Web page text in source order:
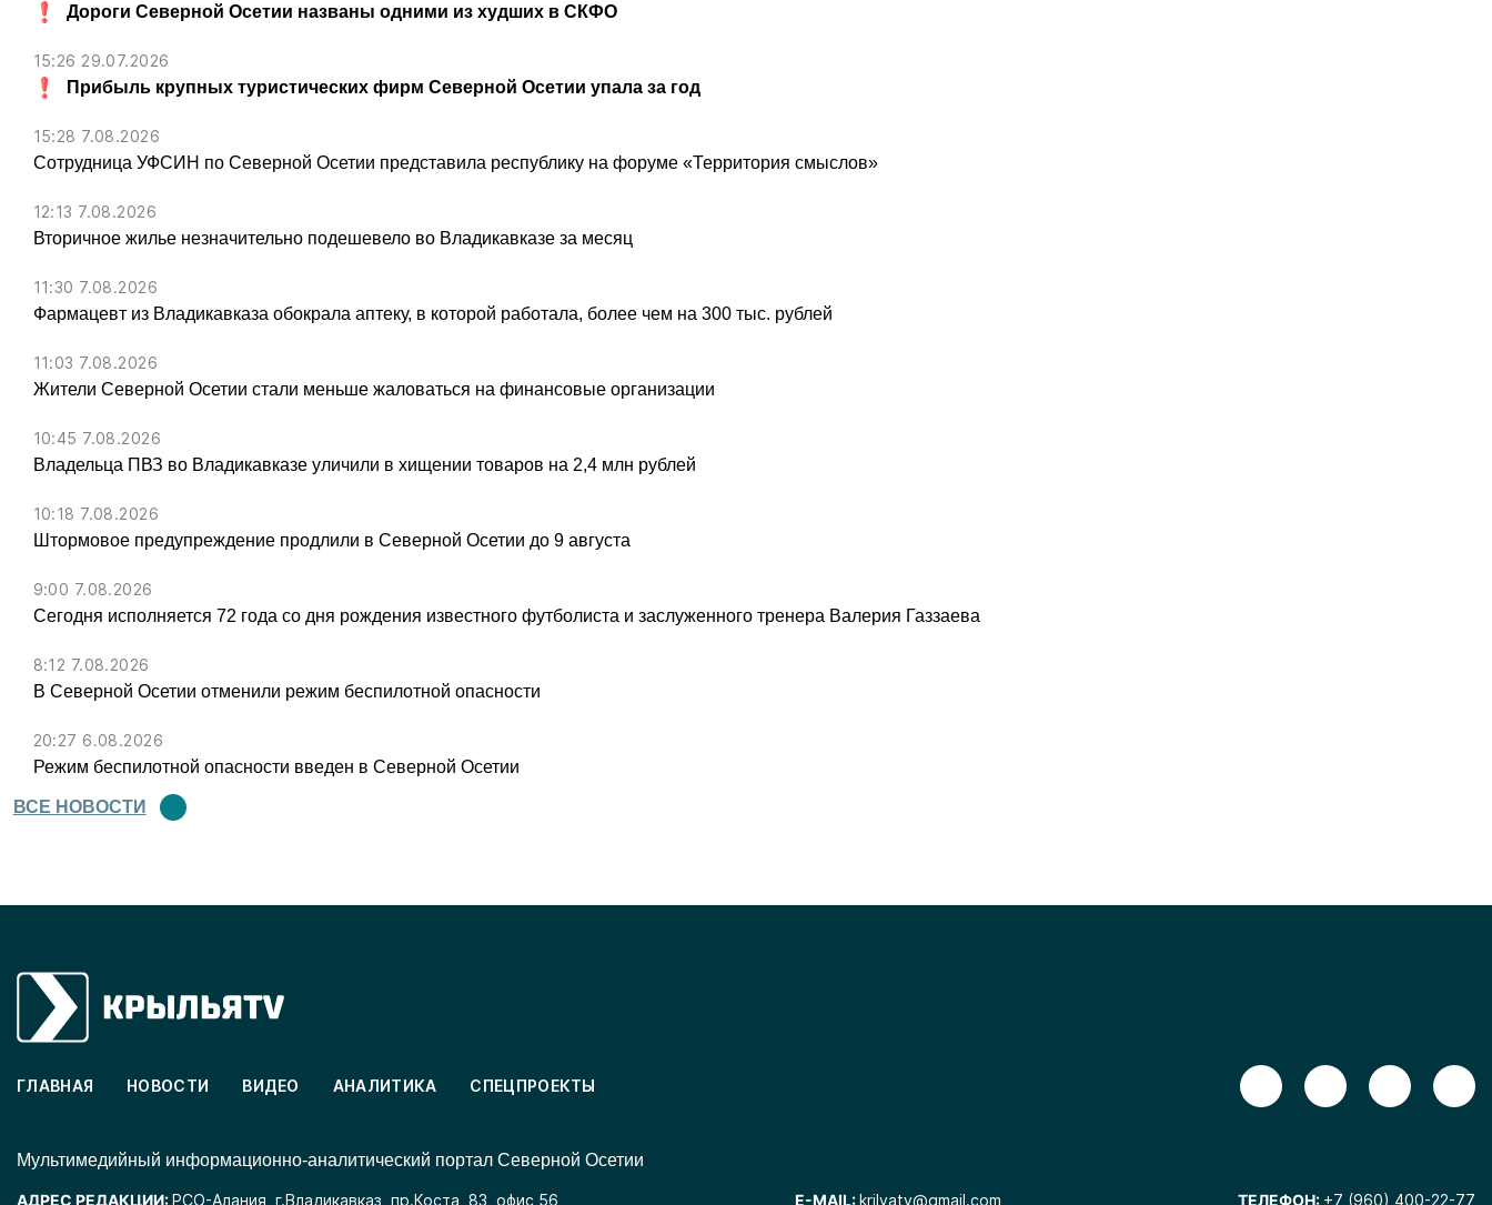
Дороги Северной Осетии названы одними из худших в СКФО
15:26 29.07.2026
Прибыль крупных туристических фирм Северной Осетии упала за год
15:28 7.08.2026
Сотрудница УФСИН по Северной Осетии представила республику на форуме «Территория смыслов»
12:13 7.08.2026
Вторичное жилье незначительно подешевело во Владикавказе за месяц
11:30 7.08.2026
Фармацевт из Владикавказа обокрала аптеку, в которой работала, более чем на 300 тыс. рублей
11:03 7.08.2026
Жители Северной Осетии стали меньше жаловаться на финансовые организации
10:45 7.08.2026
Владельца ПВЗ во Владикавказе уличили в хищении товаров на 2,4 млн рублей
10:18 7.08.2026
Штормовое предупреждение продлили в Северной Осетии до 9 августа
9:00 7.08.2026
Сегодня исполняется 72 года со дня рождения известного футболиста и заслуженного тренера Валерия Газзаева
8:12 7.08.2026
В Северной Осетии отменили режим беспилотной опасности
20:27 6.08.2026
Режим беспилотной опасности введен в Северной Осетии
ВСЕ НОВОСТИ
ГЛАВНАЯ НОВОСТИ ВИДЕО АНАЛИТИКА СПЕЦПРОЕКТЫ
Mультимедийный информационно-аналитический портал Северной Осетии
АДРЕС РЕДАКЦИИ:РСО-Алания, г.Владикавказ, пр.Коста, 83, офис 56 E-MAIL:krilyatv@gmail.com ТЕЛЕФОН: +7 (960) 400-22-77